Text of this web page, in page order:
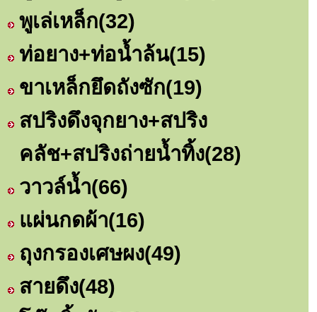
พูเล่เหล็ก(32)
ท่อยาง+ท่อน้ำล้น(15)
ขาเหล็กยึดถังซัก(19)
สปริงดึงจุกยาง+สปริง
คลัช+สปริงถ่ายน้ำทิ้ง(28)
วาวล์น้ำ(66)
แผ่นกดผ้า(16)
ถุงกรองเศษผง(49)
สายดึง(48)